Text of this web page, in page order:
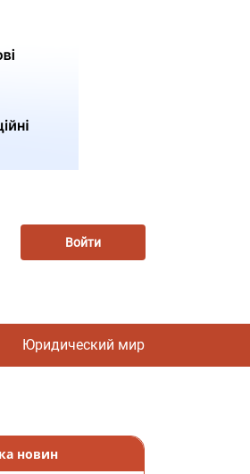
Войти
Юридический мир
новин